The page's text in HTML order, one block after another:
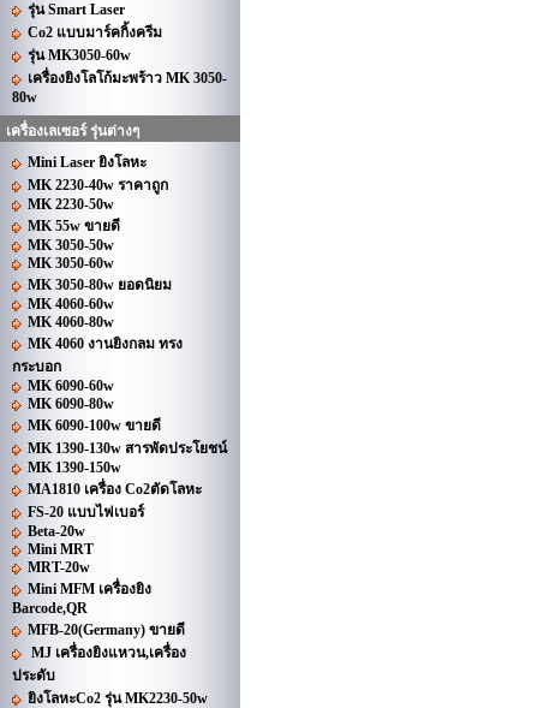
รุ่น Smart Laser
Co2 แบบมาร์คกิ้งครีม
รุ่น MK3050-60w
เครื่องยิงโลโก้มะพร้าว MK 3050-
80w
เครื่องเลเซอร์ รุ่นต่างๆ
Mini Laser ยิงโลหะ
MK 2230-40w ราคาถูก
MK 2230-50w
MK 55w ขายดี
MK 3050-50w
MK 3050-60w
MK 3050-80w ยอดนิยม
MK 4060-60w
MK 4060-80w
MK 4060 งานยิงกลม ทรง
กระบอก
MK 6090-60w
MK 6090-80w
MK 6090-100w ขายดี
MK 1390-130w สารพัดประโยชน์
MK 1390-150w
MA1810 เครื่อง Co2ตัดโลหะ
FS-20 แบบไฟเบอร์
Beta-20w
Mini MRT
MRT-20w
Mini MFM เครื่องยิง
Barcode,QR
MFB-20(Germany) ขายดี
MJ เครื่องยิงแหวน,เครื่อง
ประดับ
ยิงโลหะCo2 รุ่น MK2230-50w